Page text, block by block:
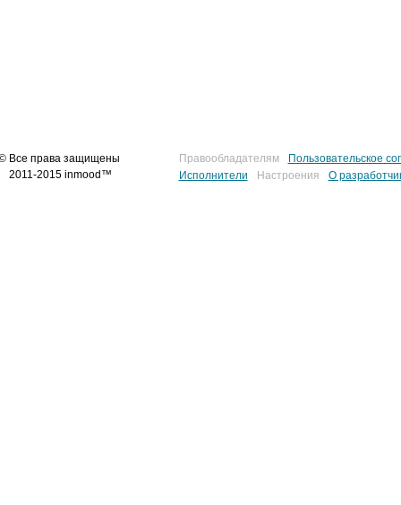
Все права защищены
2011-2015 inmood™
Правообладателям
Пользовательское
Исполнители
Настроения О